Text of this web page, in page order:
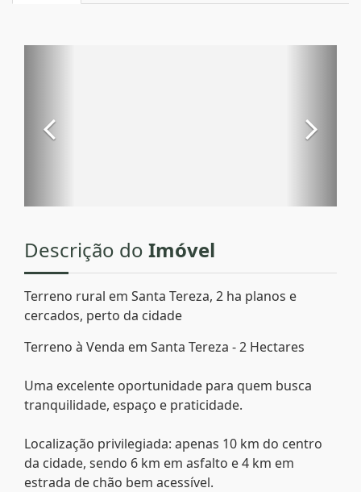
Descrição do Imóvel
Terreno rural em Santa Tereza, 2 ha planos e
cercados, perto da cidade
Terreno à Venda em Santa Tereza - 2 Hectares
Uma excelente oportunidade para quem busca
tranquilidade, espaço e praticidade.
Localização privilegiada: apenas 10 km do centro
da cidade, sendo 6 km em asfalto e 4 km em
estrada de chão bem acessível.